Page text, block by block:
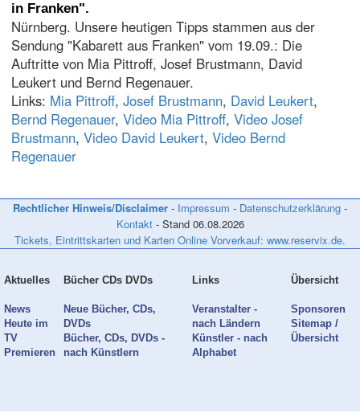
in Franken".
Nürnberg. Unsere heutigen Tipps stammen aus der
Sendung "Kabarett aus Franken" vom 19.09.: Die
Auftritte von Mia Pittroff, Josef Brustmann, David
Leukert und Bernd Regenauer.
Links: Mia Pittroff, Josef Brustmann, David Leukert,
Bernd Regenauer, Video Mia Pittroff, Video Josef
Brustmann, Video David Leukert, Video Bernd
Regenauer
Rechtlicher Hinweis/Disclaimer - Impressum - Datenschutzerklärung -
Kontakt- Stand 06.08.2026
Tickets, Eintrittskarten und Karten Online Vorverkauf: www.reservix.de.
Aktuelles
News
Heute im
TV
Premieren
Bücher CDs DVDs
Neue Bücher, CDs,
DVDs
Bücher, CDs, DVDs -
nach Künstlern
Links
Veranstalter -
nach Ländern
Künstler - nach
Alphabet
Übersicht
Sponsoren
Sitemap /
Übersicht